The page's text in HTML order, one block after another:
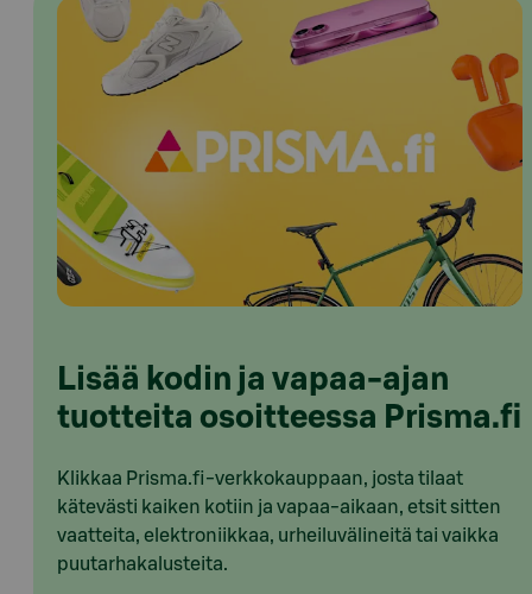
Lisää kodin ja vapaa-ajan
tuotteita osoitteessa Prisma.fi
Klikkaa Prisma.fi-verkkokauppaan, josta tilaat
kätevästi kaiken kotiin ja vapaa-aikaan, etsit sitten
vaatteita, elektroniikkaa, urheiluvälineitä tai vaikka
puutarhakalusteita.